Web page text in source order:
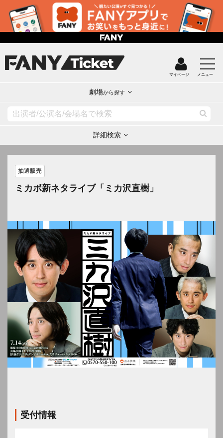
マイページ メニュー
劇場から探す
詳細検索
抽選販売
ミカボ新ネタライブ「ミカ沢直樹」
受付情報